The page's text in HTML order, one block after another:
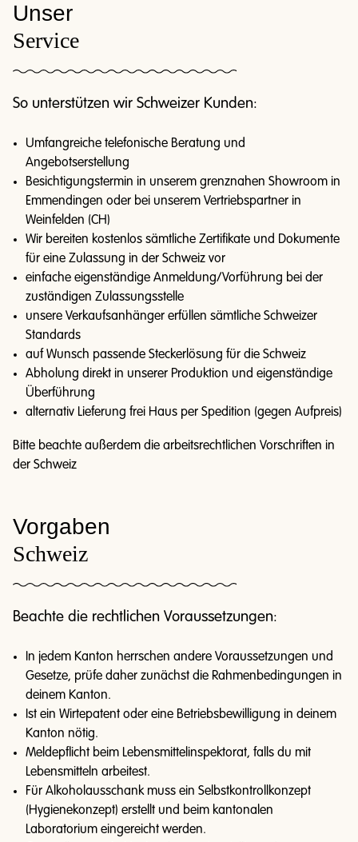
Unser
Service
So unterstützen wir Schweizer Kunden:
Umfangreiche telefonische Beratung und
Angebotserstellung
Besichtigungstermin in unserem grenznahen Showroom in
Emmendingen oder bei unserem Vertriebspartner in
Weinfelden (CH)
Wir bereiten kostenlos sämtliche Zertifikate und Dokumente
für eine Zulassung in der Schweiz vor
einfache eigenständige Anmeldung/Vorführung bei der
zuständigen Zulassungsstelle
unsere Verkaufsanhänger erfüllen sämtliche Schweizer
Standards
auf Wunsch passende Steckerlösung für die Schweiz
Abholung direkt in unserer Produktion und eigenständige
Überführung
alternativ Lieferung frei Haus per Spedition (gegen Aufpreis)
Bitte beachte außerdem die arbeitsrechtlichen Vorschriften in
der Schweiz
Vorgaben
Schweiz
Beachte die rechtlichen Voraussetzungen:
In jedem Kanton herrschen andere Voraussetzungen und
Gesetze, prüfe daher zunächst die Rahmenbedingungen in
deinem Kanton.
Ist ein Wirtepatent oder eine Betriebsbewilligung in deinem
Kanton nötig.
Meldepflicht beim Lebensmittelinspektorat, falls du mit
Lebensmitteln arbeitest.
Für Alkoholausschank muss ein Selbstkontrollkonzept
(Hygienekonzept) erstellt und beim kantonalen
Laboratorium eingereicht werden.